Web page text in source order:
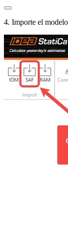
4. Importe el